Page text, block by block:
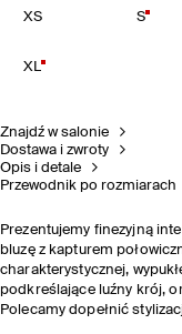
XS S
XL
Znajdź w salonie
Dostawa i zwroty
Opis i detale
Przewodnik po rozmiarach
Prezentujemy finezyjną
bluzę z kapturem
charakterystycznej,
podkreślające luźny krój,
Polecamy dopełnić